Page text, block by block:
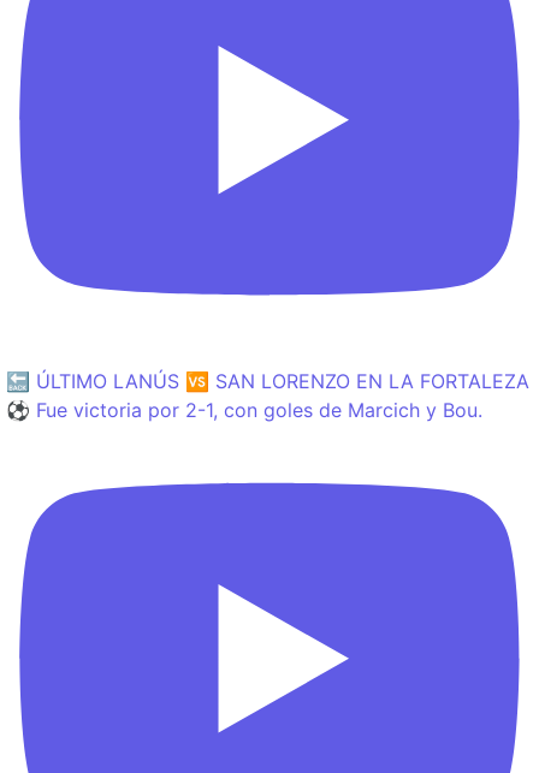
🔙 ÚLTIMO LANÚS 🆚 SAN LORENZO EN LA FORTALEZA
⚽️ Fue victoria por 2-1, con goles de Marcich y Bou.